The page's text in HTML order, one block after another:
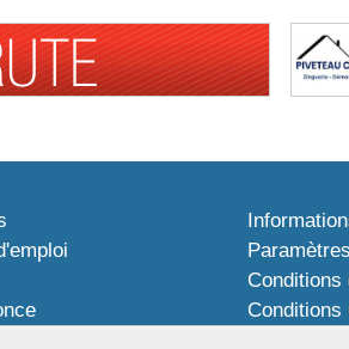
Conditions
Conditions